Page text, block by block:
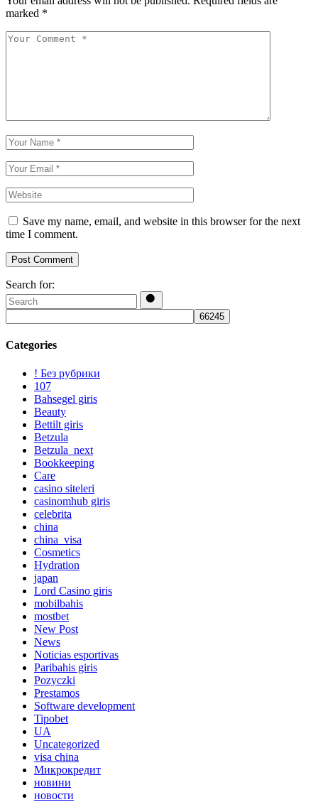
marked *
Save my name, email, and website in this browser for the next
time I comment.
Post Comment
Search for:
Categories
! Без рубрики
107
Bahsegel giris
Beauty
Bettilt giris
Betzula
Betzula_next
Bookkeeping
Care
casino siteleri
casinomhub giris
celebrita
china
china_visa
Cosmetics
Hydration
japan
Lord Сasino giris
mobilbahis
mostbet
New Post
News
Noticias esportivas
Paribahis giris
Pozyczki
Prestamos
Software development
Tipobet
UA
Uncategorized
visa china
Микрокредит
новини
новости